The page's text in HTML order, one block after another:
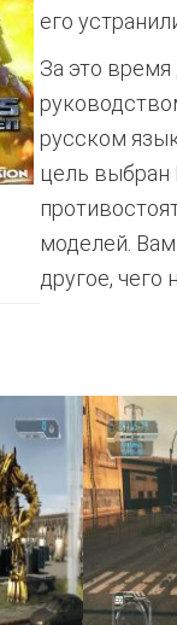
его
За это
русском
цель выбран
моделей.
другое, чего